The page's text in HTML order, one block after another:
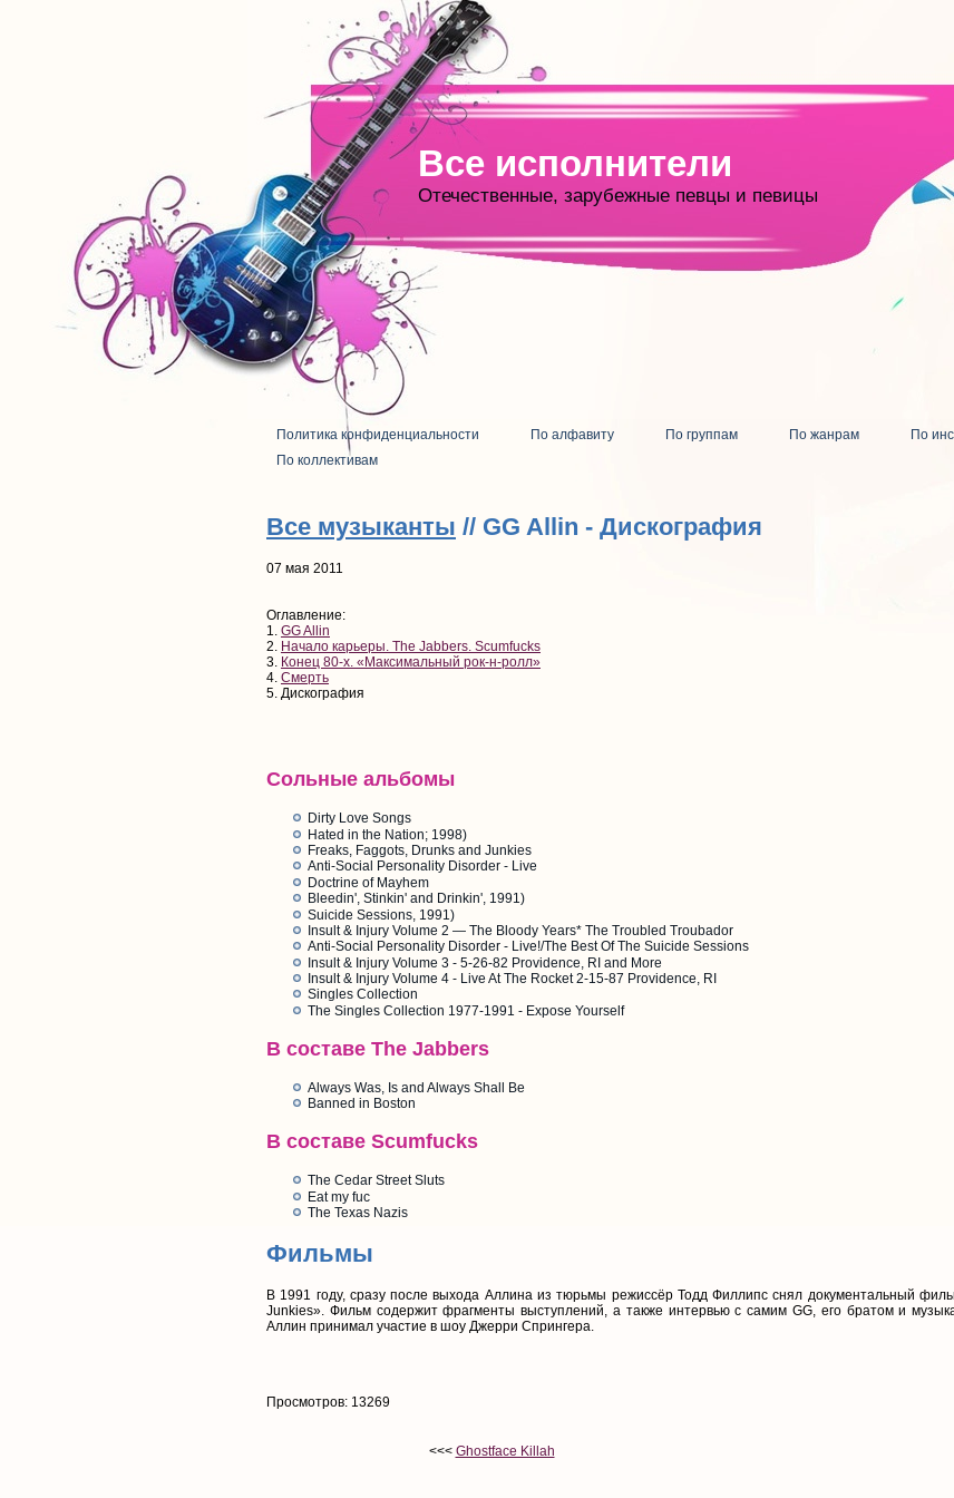
Все исполнители
Отечественные, зарубежные певцы и певицы
Политика конфиденциальности По алфавиту По группам По жанрам По
По коллективам
Все музыканты // GG Allin - Дискография
07 мая 2011
Оглавление:
1. GG Allin
2. Начало карьеры. The Jabbers. Scumfucks
3. Конец 80-х. «Максимальный рок-н-ролл»
4. Смерть
5. Дискография
Сольные альбомы
Dirty Love Songs
Hated in the Nation; 1998)
Freaks, Faggots, Drunks and Junkies
Anti-Social Personality Disorder - Live
Doctrine of Mayhem
Bleedin', Stinkin' and Drinkin', 1991)
Suicide Sessions, 1991)
Insult & Injury Volume 2 — The Bloody Years* The Troubled Troubador
Anti-Social Personality Disorder - Live!/The Best Of The Suicide Sessions
Insult & Injury Volume 3 - 5-26-82 Providence, RI and More
Insult & Injury Volume 4 - Live At The Rocket 2-15-87 Providence, RI
Singles Collection
The Singles Collection 1977-1991 - Expose Yourself
В составе The Jabbers
Always Was, Is and Always Shall Be
Banned in Boston
В составе Scumfucks
The Cedar Street Sluts
Eat my fuc
The Texas Nazis
Фильмы
В 1991 году, сразу после выхода Аллина из тюрьмы режиссёр Тодд Филлипс снял документальный
Junkies». Фильм содержит фрагменты выступлений, а также интервью с самим GG, его братом и
Аллин принимал участие в шоу Джерри Спрингера.
Просмотров: 13269
<<< Ghostface Killah